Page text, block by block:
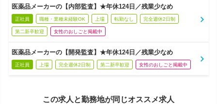
医薬品メーカーの【内部監査】★年休124日／残業少なめ
正社員 職種・業種未経験OK 上場 転勤なし 完全週休2日制
第二新卒歓迎 女性のおしごと掲載中
医薬品メーカーの【開発監査】★年休124日／残業少なめ
正社員 上場 完全週休2日制 第二新卒歓迎 女性のおしごと掲載中
この求人と勤務地が同じオススメ求人